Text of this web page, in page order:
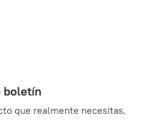
boletín
que realmente necesitas,